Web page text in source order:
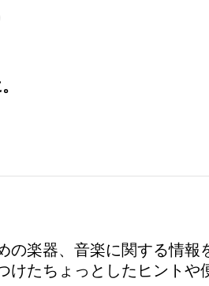
の楽器、音楽に関する情報
けたちょっとしたヒントや